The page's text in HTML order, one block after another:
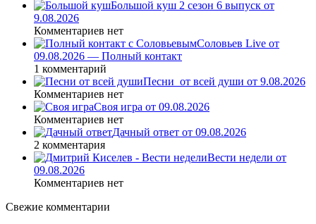
Большой куш 2 сезон 6 выпуск от
9.08.2026
Комментариев нет
Соловьев Live от
09.08.2026 — Полный контакт
1 комментарий
Песни_от всей души от 9.08.2026
Комментариев нет
Своя игра от 09.08.2026
Комментариев нет
Дачный ответ от 09.08.2026
2 комментария
Вести недели от
09.08.2026
Комментариев нет
Свежие комментарии